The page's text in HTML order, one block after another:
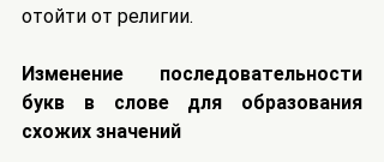
отойти от религии.
Изменение последовательности
букв в слове для образования
схожих значений